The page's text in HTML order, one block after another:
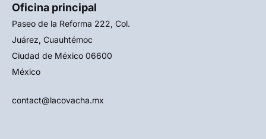
Oficina principal
Paseo de la Reforma 222, Col.
Juárez, Cuauhtémoc
Ciudad de México 06600
México
contact@lacovacha.mx